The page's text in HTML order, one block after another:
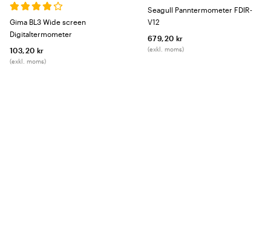
Gima BL3 Wide screen
Digitaltermometer
103,20 kr
(exkl. moms)
Seagull Panntermometer FDIR-
V12
679,20 kr
(exkl. moms)